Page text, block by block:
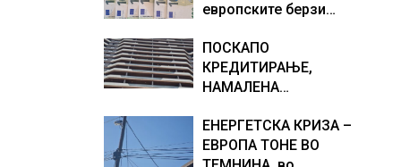
европските берзи
недела, најголемите
победници се помалку
познатите компании за
ПОСКАПО
КРЕДИТИРАЊЕ,
НАМАЛЕНА
РАСТ НА ЦЕНИТЕ НА
СТАНОВИТЕ ВО
ЕНЕРГЕТСКА КРИЗА –
ЕВРОПА ТОНЕ ВО